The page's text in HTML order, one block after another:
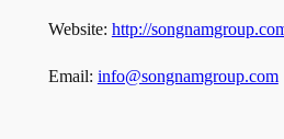
Website: http://
Email: info@songnamgroup.com